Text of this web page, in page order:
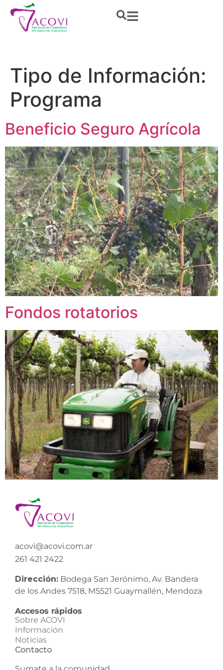
Tipo de Información:
Programa
Beneficio Seguro Agrícola
Fondos rotatorios
acovi@acovi.com.ar
261 421 2422
Dirección: Bodega San Jerónimo, Av. Bandera
de los Andes 7518, M5521 Guaymallén, Mendoza
Accesos rápidos
Sobre ACOVI
Información
Noticias
Contacto